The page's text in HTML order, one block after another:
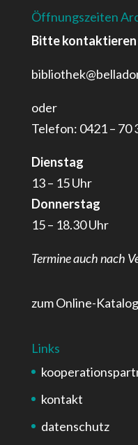
Öffnungszeiten
Bitte kontaktieren
oder
Telefon: 0421 – 70
Dienstag
13 – 15 Uhr
Donnerstag
15 – 18.30 Uhr
Termine auch nach
zum Online-Katalog
Links
kontakt
datenschutz